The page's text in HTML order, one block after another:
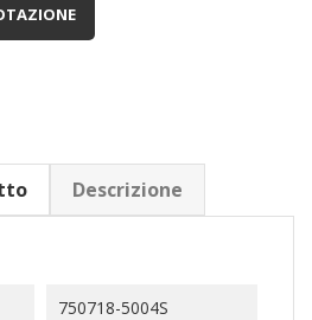
Descrizione
750718-5004S